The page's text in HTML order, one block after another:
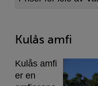
Kulås amfi
Kulås amfi
er en